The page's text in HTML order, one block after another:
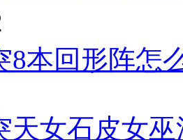
8本回形阵怎
天女石皮女